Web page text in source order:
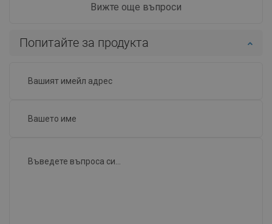
Вижте още въпроси
Попитайте за продукта